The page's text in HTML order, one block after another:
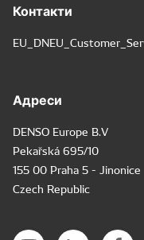
Контакти
Адреси
DENSO Europe B.V
Pekařská 695/10
155 00 Praha 5 - Jinonice
Czech Republic